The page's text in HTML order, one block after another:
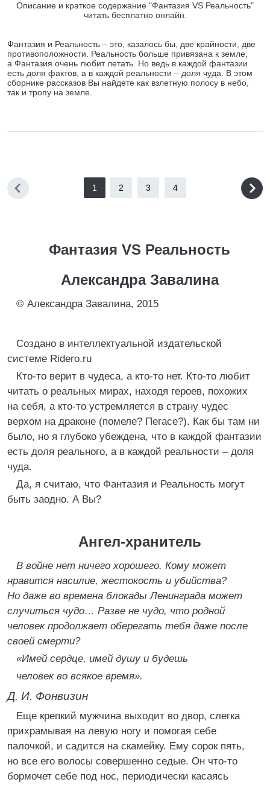
Описание и краткое содержание "Фантазия VS Реальность"
читать бесплатно онлайн.
Фантазия и Реальность – это, казалось бы, две крайности, две
противоположности. Реальность больше привязана к земле,
а Фантазия очень любит летать. Но ведь в каждой фантазии
есть доля фактов, а в каждой реальности – доля чуда. В этом
сборнике рассказов Вы найдете как взлетную полосу в небо,
так и тропу на земле.
1 2 3 4
Фантазия VS Реальность
Александра Завалина
© Александра Завалина, 2015
Создано в интеллектуальной издательской
системе Ridero.ru
Кто-то верит в чудеса, а кто-то нет. Кто-то любит
читать о реальных мирах, находя героев, похожих
на себя, а кто-то устремляется в страну чудес
верхом на драконе (помеле? Пегасе?). Как бы там ни
было, но я глубоко убеждена, что в каждой фантазии
есть доля реального, а в каждой реальности – доля
чуда.
Да, я считаю, что Фантазия и Реальность могут
быть заодно. А Вы?
Ангел-хранитель
В войне нет ничего хорошего. Кому может
нравится насилие, жестокость и убийства?
Но даже во времена блокады Ленинграда может
случиться чудо… Разве не чудо, что родной
человек продолжает оберегать тебя даже после
своей смерти?
«Имей сердце, имей душу и будешь
человек во всякое время».
Д. И. Фонвизин
Еще крепкий мужчина выходит во двор, слегка
прихрамывая на левую ногу и помогая себе
палочкой, и садится на скамейку. Ему сорок пять,
но все его волосы совершенно седые. Он что-то
бормочет себе под нос, периодически касаясь